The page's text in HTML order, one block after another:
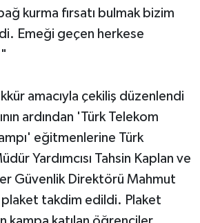
kurma fırsatı bulmak bizim
Emeği geçen herkese
amacıyla çekiliş düzenlendi
ardından 'Türk Telekom
eğitmenlerine Türk
Yardımcısı Tahsin Kaplan ve
Güvenlik Direktörü Mahmut
plaket takdim edildi. Plaket